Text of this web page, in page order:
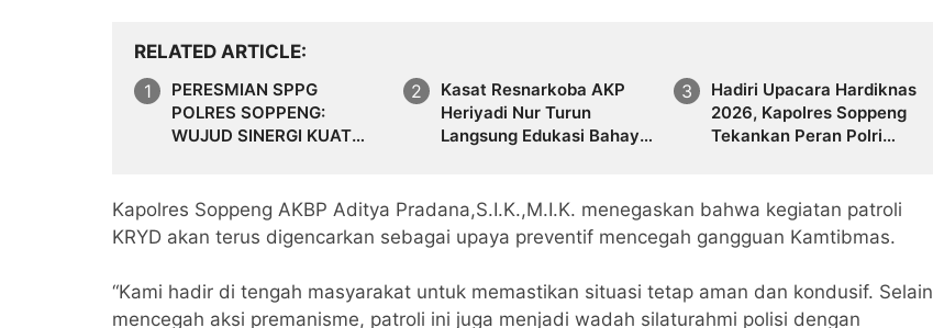
RELATED ARTICLE
PERESMIAN SPPG
POLRES SOPPENG:
WUJUD SINERGI KUAT
Kasat Resnarkoba AKP
Heriyadi Nur Turun
Langsung Edukasi Bahaya
Hadiri Upacara Hardiknas
2026, Kapolres Soppeng
Tekankan Peran Polri
Kapolres Soppeng AKBP Aditya Pradana,S.I.K.,M.I.K. menegaskan bahwa kegiatan patroli
KRYD akan terus digencarkan sebagai upaya preventif mencegah gangguan Kamtibmas.
“Kami hadir di tengah masyarakat untuk memastikan situasi tetap aman dan kondusif. Selain
mencegah aksi premanisme, patroli ini juga menjadi wadah silaturahmi polisi dengan